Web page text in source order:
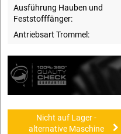
Ausführung Hauben und
Feststofffänger:
Antriebsart Trommel:
Nicht auf Lager -
alternative Maschine